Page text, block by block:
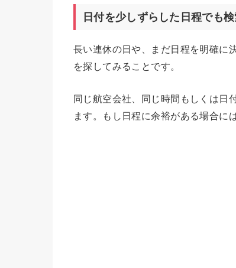
日付を少しずらした日程でも検
長い連休の日や、まだ日程を明確に
を探してみることです。
同じ航空会社、同じ時間もしくは日
ます。もし日程に余裕がある場合に